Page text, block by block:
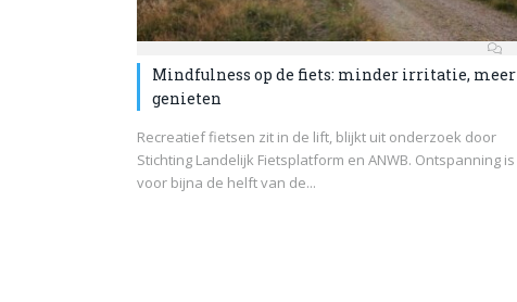
Mindfulness op de fiets: minder irritatie, meer
genieten
Recreatief fietsen zit in de lift, blijkt uit onderzoek door
Stichting Landelijk Fietsplatform en ANWB. Ontspanning is
voor bijna de helft van de...